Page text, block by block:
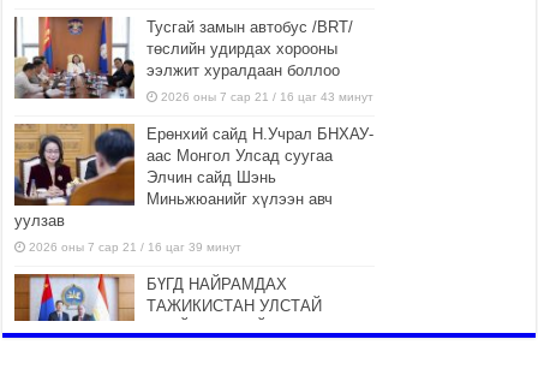
Тусгай замын автобус /BRT/
төслийн удирдах хорооны
ээлжит хуралдаан боллоо
2026 оны 7 сар 21 / 16 цаг 43 минут
Ерөнхий сайд Н.Учрал БНХАУ-
аас Монгол Улсад суугаа
Элчин сайд Шэнь
Миньжюанийг хүлээн авч
уулзав
2026 оны 7 сар 21 / 16 цаг 39 минут
БҮГД НАЙРАМДАХ
ТАЖИКИСТАН УЛСТАЙ